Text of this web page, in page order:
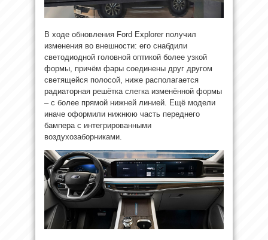
В ходе обновления Ford Explorer получил
изменения во внешности: его снабдили
светодиодной головной оптикой более узкой
формы, причём фары соединены друг другом
светящейся полосой, ниже располагается
радиаторная решётка слегка изменённой формы
– с более прямой нижней линией. Ещё модели
иначе оформили нижнюю часть переднего
бампера с интегрированными
воздухозаборниками.